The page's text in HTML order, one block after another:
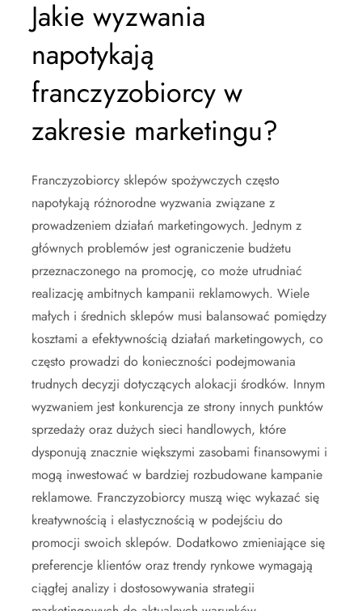
Jakie wyzwania
napotykają
franczyzobiorcy w
zakresie marketingu?
Franczyzobiorcy sklepów spożywczych często
napotykają różnorodne wyzwania związane z
prowadzeniem działań marketingowych. Jednym z
głównych problemów jest ograniczenie budżetu
przeznaczonego na promocję, co może utrudniać
realizację ambitnych kampanii reklamowych. Wiele
małych i średnich sklepów musi balansować pomiędzy
kosztami a efektywnością działań marketingowych, co
często prowadzi do konieczności podejmowania
trudnych decyzji dotyczących alokacji środków. Innym
wyzwaniem jest konkurencja ze strony innych punktów
sprzedaży oraz dużych sieci handlowych, które
dysponują znacznie większymi zasobami finansowymi i
mogą inwestować w bardziej rozbudowane kampanie
reklamowe. Franczyzobiorcy muszą więc wykazać się
kreatywnością i elastycznością w podejściu do
promocji swoich sklepów. Dodatkowo zmieniające się
preferencje klientów oraz trendy rynkowe wymagają
ciągłej analizy i dostosowywania strategii